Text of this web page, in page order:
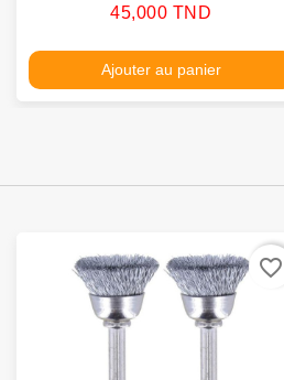
Prix
45,000 TND
Ajouter au panier
favorite_border